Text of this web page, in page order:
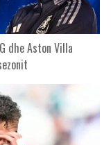
dhe Aston Villa